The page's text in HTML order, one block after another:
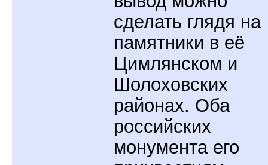
сделать глядя на
памятники в её
Цимлянском и
Шолоховских
районах. Оба
российских
монумента его